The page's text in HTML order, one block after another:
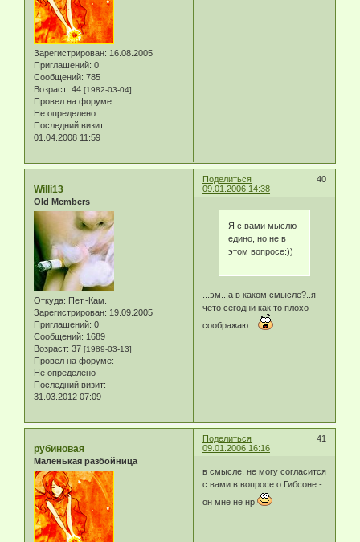
Зарегистрирован: 16.08.2005
Приглашений: 0
Сообщений: 785
Возраст: 44 [1982-03-04]
Провел на форуме:
Не определено
Последний визит:
01.04.2008 11:59
Поделиться
40
09.01.2006 14:38
Willi13
Old Members
Откуда: Пет.-Кам.
Зарегистрирован: 19.09.2005
Приглашений: 0
Сообщений: 1689
Возраст: 37 [1989-03-13]
Провел на форуме:
Не определено
Последний визит:
31.03.2012 07:09
Я с вами мыслю
едино, но не в
этом вопросе:))
...эм...а в каком смысле?..я
чето сегодни как то плохо
соображаю...
Поделиться
41
09.01.2006 16:16
рубиновая
Маленькая разбойница
в смысле, не могу согласится
с вами в вопросе о Гибсоне -
он мне не нр.